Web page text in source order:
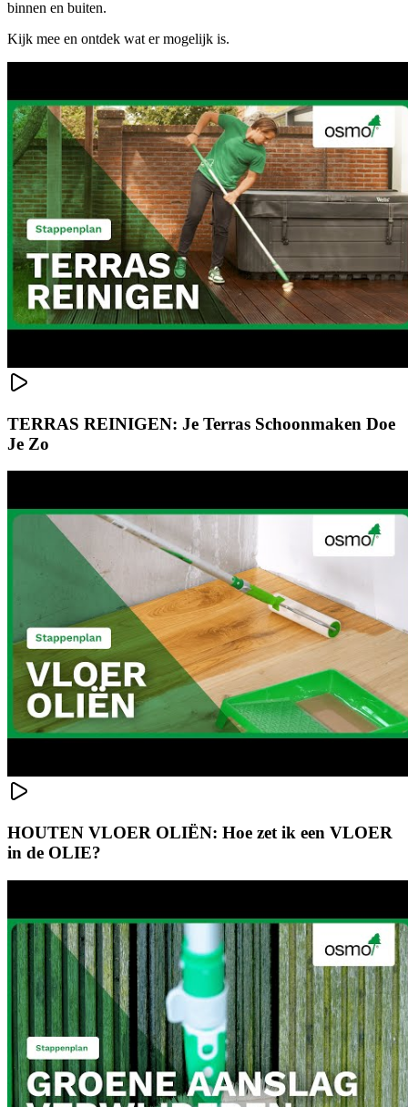
binnen en buiten.
Kijk mee en ontdek wat er mogelijk is.
TERRAS REINIGEN: Je Terras Schoonmaken Doe
Je Zo
HOUTEN VLOER OLIËN: Hoe zet ik een VLOER
in de OLIE?